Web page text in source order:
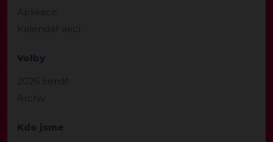
Aplikace
Kalendář akcí
Volby
2026 Senát
Archiv
Kdo jsme